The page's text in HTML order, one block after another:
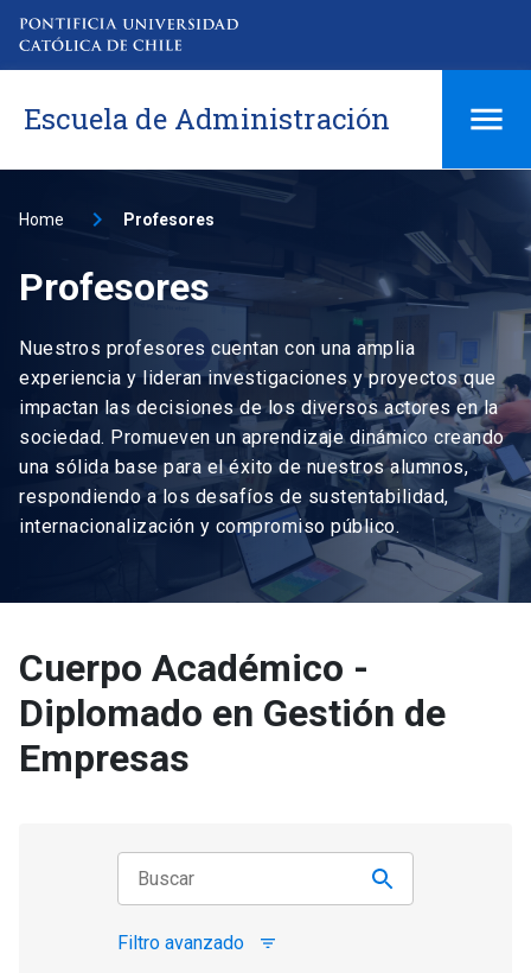
Escuela de Administración
Home Profesores
Profesores
Nuestros profesores cuentan con una amplia
experiencia y lideran investigaciones y proyectos que
impactan las decisiones de los diversos actores en la
sociedad. Promueven un aprendizaje dinámico creando
una sólida base para el éxito de nuestros alumnos,
respondiendo a los desafíos de sustentabilidad,
internacionalización y compromiso público.
Cuerpo Académico -
Diplomado en Gestión de
Empresas
Filtro avanzado filter_list